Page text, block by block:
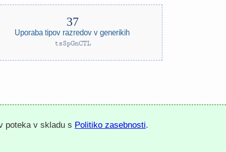
Uporaba tipov razredov v generikih
tsSpGnCTL
poteka v skladu s Politiko zasebnosti.